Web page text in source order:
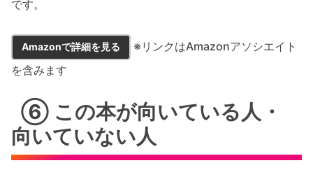
です。
Amazonで詳細を見る
※リンクはAmazonアソシエイト
を含みます
⑥ この本が向いている人・
向いていない人